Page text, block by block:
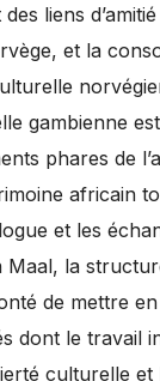
liens
et la
gambienne
phares de
africain
et les
Maal, la
de mettre
dont le travail
culturelle et